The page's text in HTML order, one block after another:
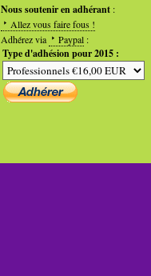
Nous soutenir en adhérant :
Allez vous faire fous !
Adhérez via
Paypal :
Type d'adhésion pour 2015 :